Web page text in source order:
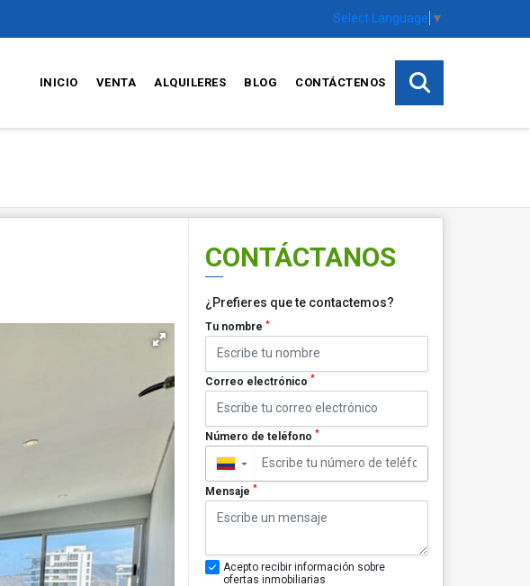
Select Language ▼
INICIO VENTA ALQUILERES BLOG CONTÁCTENOS
CONTÁCTANOS
¿Prefieres que te contactemos?
Tu nombre *
Correo electrónico *
Número de teléfono *
▼
Mensaje *
Acepto recibir información sobre
ofertas inmobiliarias